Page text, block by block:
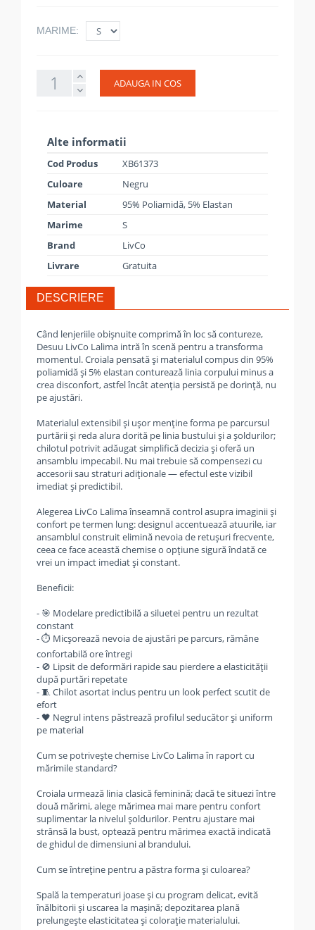
MARIME:
ADAUGA IN COS
Alte informatii
Cod Produs
XB61373
Culoare
Negru
Material
95% Poliamidă, 5% Elastan
Marime
S
Brand
LivCo
Livrare
Gratuita
DESCRIERE
Când lenjeriile obișnuite comprimă în loc să contureze,
Desuu LivCo Lalima intră în scenă pentru a transforma
momentul. Croiala pensată și materialul compus din 95%
poliamidă și 5% elastan conturează linia corpului minus a
crea disconfort, astfel încât atenția persistă pe dorință, nu
pe ajustări.
Materialul extensibil și ușor menține forma pe parcursul
purtării și reda alura dorită pe linia bustului și a șoldurilor;
chilotul potrivit adăugat simplifică decizia și oferă un
ansamblu impecabil. Nu mai trebuie să compensezi cu
accesorii sau straturi adiționale — efectul este vizibil
imediat și predictibil.
Alegerea LivCo Lalima înseamnă control asupra imaginii și
confort pe termen lung: designul accentuează atuurile, iar
ansamblul construit elimină nevoia de retușuri frecvente,
ceea ce face această chemise o opțiune sigură îndată ce
vrei un impact imediat și constant.
Beneficii:
- 🎯 Modelare predictibilă a siluetei pentru un rezultat
constant
- ⏱️ Micșorează nevoia de ajustări pe parcurs, rămâne
confortabilă ore întregi
- 🚫 Lipsit de deformări rapide sau pierdere a elasticității
după purtări repetate
- 🧵 Chilot asortat inclus pentru un look perfect scutit de
efort
- 🖤 Negrul intens păstrează profilul seducător și uniform
pe material
Cum se potrivește chemise LivCo Lalima în raport cu
mărimile standard?
Croiala urmează linia clasică feminină; dacă te situezi între
două mărimi, alege mărimea mai mare pentru confort
suplimentar la nivelul șoldurilor. Pentru ajustare mai
strânsă la bust, optează pentru mărimea exactă indicată
de ghidul de dimensiuni al brandului.
Cum se întreține pentru a păstra forma și culoarea?
Spală la temperaturi joase și cu program delicat, evită
înălbitorii și uscarea la mașină; depozitarea plană
prelungește elasticitatea și colorație materialului.